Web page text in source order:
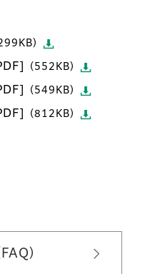
）
（552KB）
（549KB）
（812KB）
）